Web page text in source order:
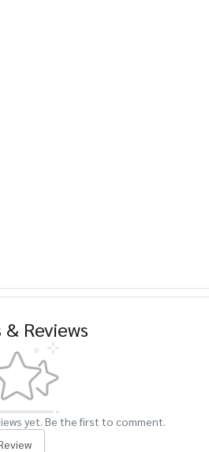
Reviews
yet. Be the first to comment.